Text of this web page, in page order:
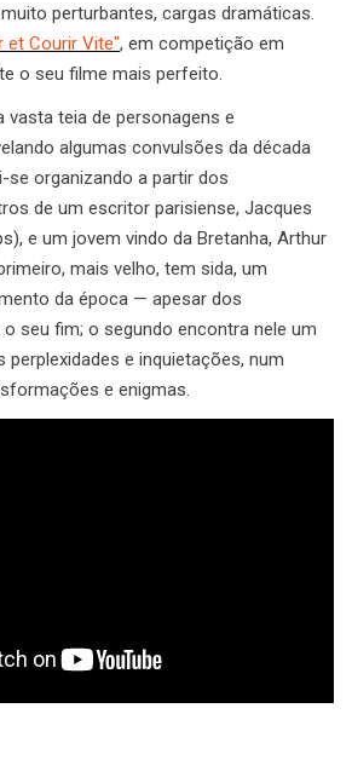
perturbantes, cargas dramáticas.
et Courir Vite", em competição em
o seu filme mais perfeito.
vasta teia de personagens e
algumas convulsões da década
se organizando a partir dos
de um escritor parisiense, Jacques
e um jovem vindo da Bretanha, Arthur
mais velho, tem sida, um
da época — apesar dos
seu fim; o segundo encontra nele um
e inquietações, num
e enigmas.